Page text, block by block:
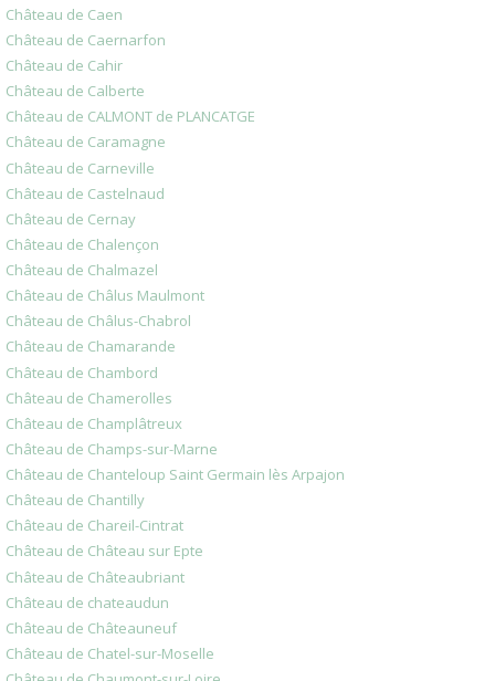
Château de Caen
Château de Caernarfon
Château de Cahir
Château de Calberte
Château de CALMONT de PLANCATGE
Château de Caramagne
Château de Carneville
Château de Castelnaud
Château de Cernay
Château de Chalençon
Château de Chalmazel
Château de Châlus Maulmont
Château de Châlus-Chabrol
Château de Chamarande
Château de Chambord
Château de Chamerolles
Château de Champlâtreux
Château de Champs-sur-Marne
Château de Chanteloup Saint Germain lès Arpajon
Château de Chantilly
Château de Chareil-Cintrat
Château de Château sur Epte
Château de Châteaubriant
Château de chateaudun
Château de Châteauneuf
Château de Chatel-sur-Moselle